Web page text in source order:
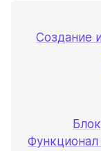
Создание